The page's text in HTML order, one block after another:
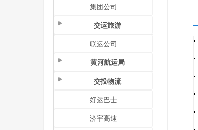
集团公司
交运旅游
联运公司
黄河航运局
交投物流
好运巴士
济宇高速